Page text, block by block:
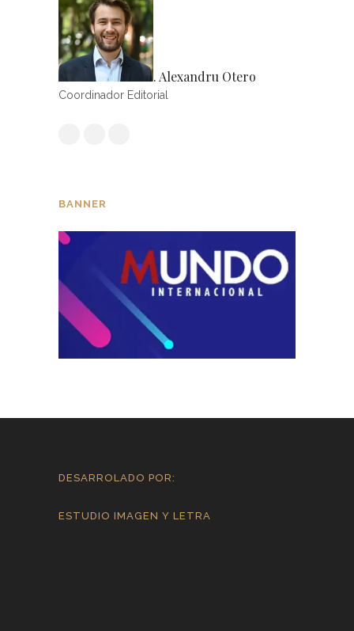
. Alexandru Otero
Coordinador Editorial
BANNER
DESARROLADO POR:
ESTUDIO IMAGEN Y LETRA